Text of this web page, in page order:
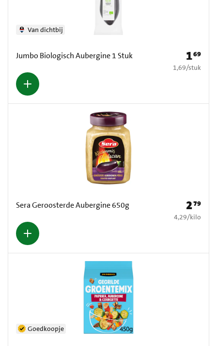
Jumbo Biologisch Aubergine 1 Stuk
Van dichtbij
Prijs: €
169
€ 1,69 per stuk
1,69/stuk
Sera Geroosterde Aubergine 650g Prijs: €
279
€ 4,29 per kilo
4,29/kilo
Goedkoopje